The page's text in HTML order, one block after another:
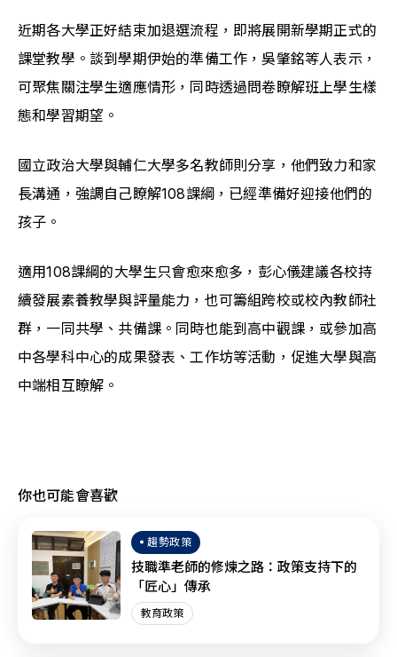
近期各大學正好結束加退選流程，即將展開新學期正式的
課堂教學。談到學期伊始的準備工作，吳肇銘等人表示，
可聚焦關注學生適應情形，同時透過問卷瞭解班上學生樣
態和學習期望。
國立政治大學與輔仁大學多名教師則分享，他們致力和家
長溝通，強調自己瞭解108課綱，已經準備好迎接他們的
孩子。
適用108課綱的大學生只會愈來愈多，彭心儀建議各校持
續發展素養教學與評量能力，也可籌組跨校或校內教師社
群，一同共學、共備課。同時也能到高中觀課，或參加高
中各學科中心的成果發表、工作坊等活動，促進大學與高
中端相互瞭解。
你也可能會喜歡
趨勢政策
技職準老師的修煉之路：政策支持下的
「匠心」傳承
教育政策